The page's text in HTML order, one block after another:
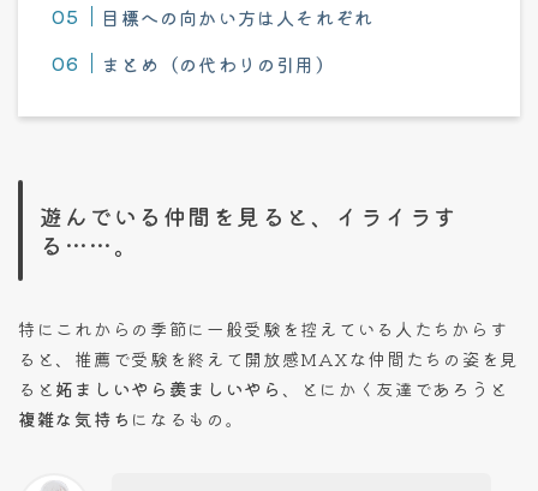
目標への向かい方は人それぞれ
まとめ（の代わりの引用）
遊んでいる仲間を見ると、イライラす
る……。
特にこれからの季節に一般受験を控えている人たちからす
ると、推薦で受験を終えて開放感MAXな仲間たちの姿を見
ると妬ましいやら羨ましいやら 、とにかく友達であろうと
複雑な気持ち になるもの。